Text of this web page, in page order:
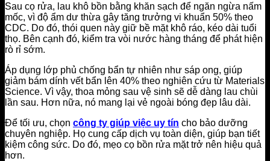
Sau cọ rửa, lau khô bồn bằng khăn sạch để ngăn ngừa nấm
mốc, vì độ ẩm dư thừa gây tăng trưởng vi khuẩn 50% theo
CDC. Do đó, thói quen này giữ bề mặt khô ráo, kéo dài tuổi
thọ. Bên cạnh đó, kiểm tra vòi nước hàng tháng để phát hiện
rò rỉ sớm.
Áp dụng lớp phủ chống bẩn tự nhiên như sáp ong, giúp
giảm bám dính vết bẩn lên 40% theo nghiên cứu từ Materials
Science. Vì vậy, thoa mỏng sau vệ sinh sẽ dễ dàng lau chùi
lần sau. Hơn nữa, nó mang lại vẻ ngoài bóng đẹp lâu dài.
Để tối ưu, chọn công ty giúp việc uy tín cho bảo dưỡng
chuyên nghiệp. Họ cung cấp dịch vụ toàn diện, giúp bạn tiết
kiệm công sức. Do đó, mẹo cọ bồn rửa mặt trở nên hiệu quả
hơn.